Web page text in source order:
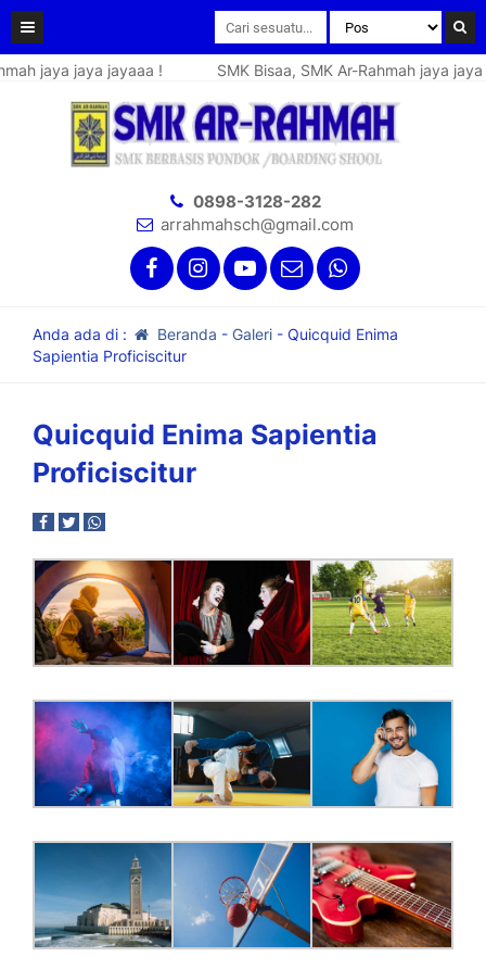
jaya jaya jayaaa ! SMK Bisaa, SMK Ar-Rahmah jaya jaya
0898-3128-282
arrahmahsch@gmail.com
Anda ada di : Beranda - Galeri- Quicquid Enima
Sapientia Proficiscitur
Quicquid Enima Sapientia
Proficiscitur